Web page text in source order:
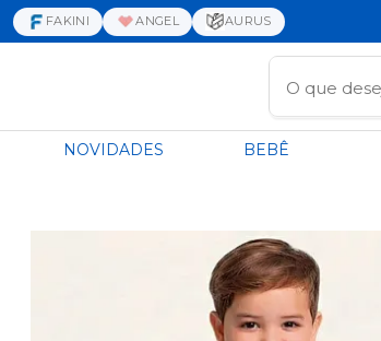
FAKINI ANGEL AURUS
NOVIDADES BEBÊ